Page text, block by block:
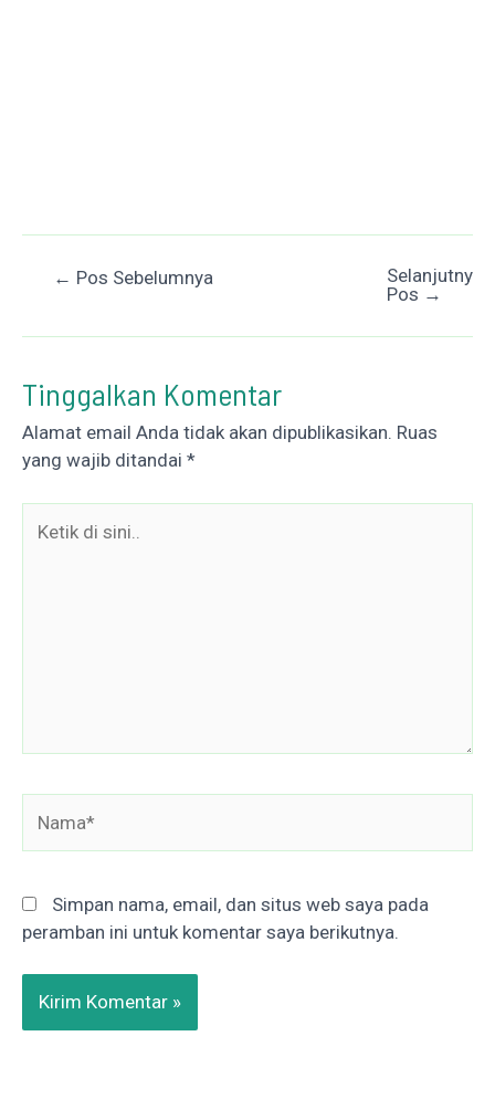
Post← Pos Sebelumnya
Selanjutnya
Pos →
Tinggalkan Komentar
Alamat email Anda tidak akan dipublikasikan. Ruas
yang wajib ditandai *
Simpan nama, email, dan situs web saya pada
peramban ini untuk komentar saya berikutnya.